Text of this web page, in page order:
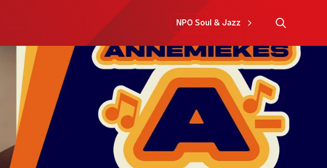
NPO Soul & Jazz